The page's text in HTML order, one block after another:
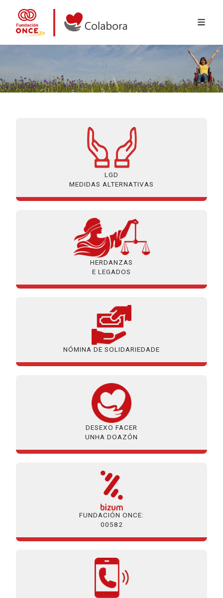
Colabora con la Fundación ONCE
LGD
MEDIDAS ALTERNATIVAS
HERDANZAS
E LEGADOS
NÓMINA DE SOLIDARIEDADE
DESEXO FACER
UNHA DOAZÓN
FUNDACIÓN ONCE:
00582